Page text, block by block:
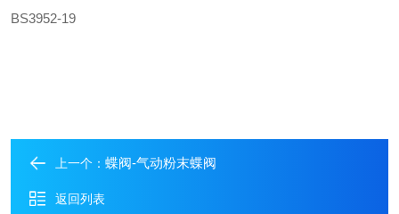
BS3952-19
上一个： 蝶阀-气动粉末蝶阀
返回列表